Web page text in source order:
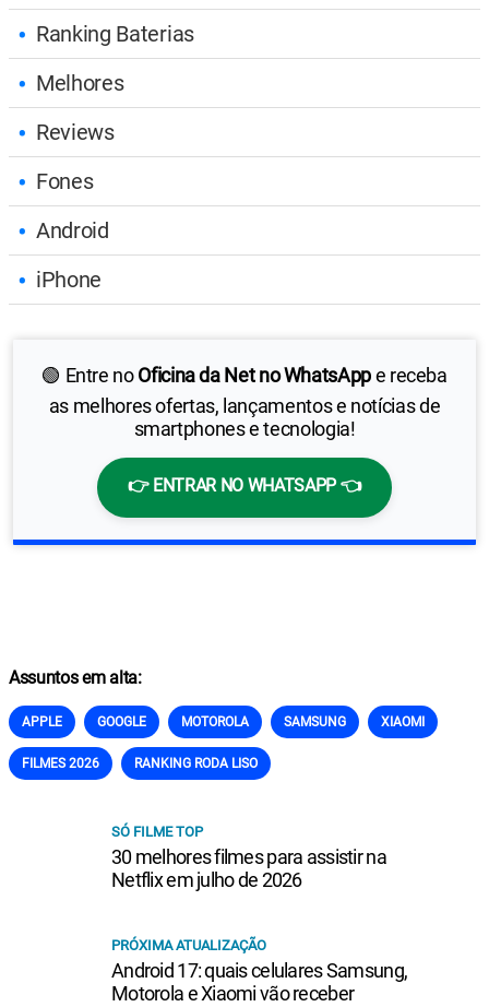
Ranking Baterias
Melhores
Reviews
Fones
Android
iPhone
🟢 Entre noOficina da Net no WhatsAppe receba
as melhores ofertas, lançamentos e notícias de
smartphones e tecnologia!
👉 ENTRAR NO WHATSAPP 👈
Assuntos em alta:
APPLE GOOGLE MOTOROLA SAMSUNG XIAOMI
FILMES 2026 RANKING RODA LISO
SÓ FILME TOP
30 melhores filmes para assistir na
Netflix em julho de 2026
PRÓXIMA ATUALIZAÇÃO
Android 17: quais celulares Samsung,
Motorola e Xiaomi vão receber